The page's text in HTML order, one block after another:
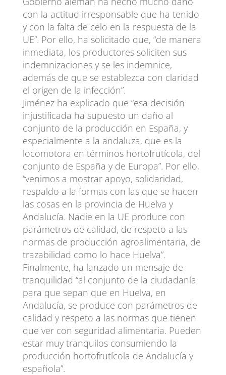
con la actitud irresponsable que ha tenido
y con la falta de celo en la respuesta de la
UE”. Por ello, ha solicitado que, “de manera
inmediata, los productores soliciten sus
indemnizaciones y se les indemnice,
además de que se establezca con claridad
el origen de la infección”.
Jiménez ha explicado que “esa decisión
injustificada ha supuesto un daño al
conjunto de la producción en España, y
especialmente a la andaluza, que es la
locomotora en términos hortofrutícola, del
conjunto de España y de Europa”. Por ello,
“venimos a mostrar apoyo, solidaridad,
respaldo a la formas con las que se hacen
las cosas en la provincia de Huelva y
Andalucía. Nadie en la UE produce con
parámetros de calidad, de respeto a las
normas de producción agroalimentaria, de
trazabilidad como lo hace Huelva”.
Finalmente, ha lanzado un mensaje de
tranquilidad “al conjunto de la ciudadanía
para que sepan que en Huelva, en
Andalucía, se produce con parámetros de
calidad y respeto a las normas que tienen
que ver con seguridad alimentaria. Pueden
estar muy tranquilos consumiendo la
producción hortofrutícola de Andalucía y
española”.